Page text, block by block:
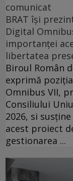
comunicat
BRAT își
Digital
importanței
libertatea
Biroul Român
exprimă
Omnibus VII,
Consiliului
2026, si
acest proiect
gestionarea ...